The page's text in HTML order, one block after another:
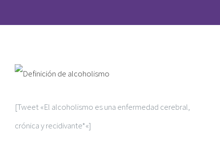
Ver
más
grande
[Tweet «El alcoholismo es una enfermedad cerebral,
crónica y recidivante*«]